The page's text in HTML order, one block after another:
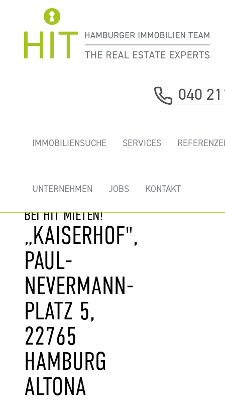
040
IMMOBILIENSUCHE SERVICES
UNTERNEHMEN JOBS KONTAKT
„KAISERHOF" -
HERZEN VON
BEI HIT MIETEN!
„KAISERHOF",
PAUL-
NEVERMANN-
PLATZ 5,
22765
HAMBURG
ALTONA